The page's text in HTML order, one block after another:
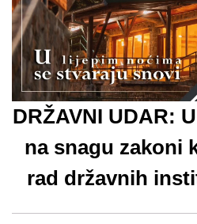
DRŽAVNI UDAR:
na snagu zakoni
rad državnih